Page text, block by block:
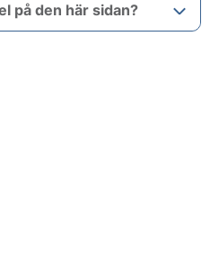
på den här sidan?